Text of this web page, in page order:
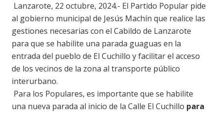
Lanzarote, 22 octubre, 2024.- El Partido Popular pide
al gobierno municipal de Jesús Machín que realice las
gestiones necesarias con el Cabildo de Lanzarote
para que se habilite una parada guaguas en la
entrada del pueblo de El Cuchillo y facilitar el acceso
de los vecinos de la zona al transporte público
interurbano.
Para los Populares, es importante que se habilite
una nueva parada al inicio de la Calle El Cuchillo para